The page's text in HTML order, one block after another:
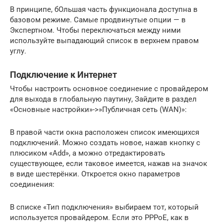
В принципе, бОльшая часть функционала доступна в
базовом режиме. Самые продвинутые опции — в
Экспертном. Чтобы переключаться между ними
используйте выпадающий список в верхнем правом
углу.
Подключение к Интернет
Чтобы настроить основное соединение с провайдером
для выхода в глобальную паутину, Зайдите в раздел
«Основные настройки»->»Публичная сеть (WAN)»:
В правой части окна расположен список имеющихся
подключений. Можно создать новое, нажав кнопку с
плюсиком «Add», а можно отредактировать
существующее, если таковое имеется, нажав на значок
в виде шестерёнки. Откроется окно параметров
соединения:
В списке «Тип подключения» выбираем тот, который
используется провайдером. Если это PPPoE, как в